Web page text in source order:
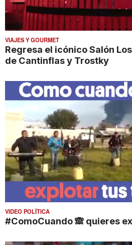
VIAJES Y GOURMET
Regresa el icónico Salón
de Cantinflas y Trostky
VIDEO POLÍTICA
#ComoCuando 🙈 quieres